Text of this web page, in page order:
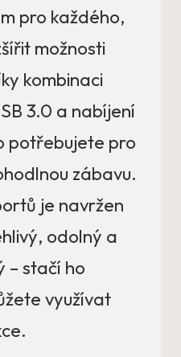
pro každého,
možnosti
kombinaci
3.0 a nabíjení
potřebujete pro
zábavu.
je navržen
odolný a
– stačí ho
využívat